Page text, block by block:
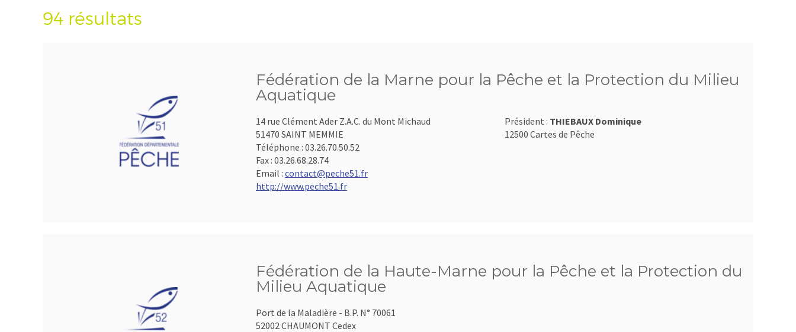
94 résultats
Fédération de la Marne pour la Pêche et la Protection du Milieu
Aquatique
14 rue Clément Ader Z.A.C. du Mont Michaud
51470 SAINT MEMMIE
Téléphone : 03.26.70.50.52
Fax : 03.26.68.28.74
Email : contact@peche51.fr
http://www.peche51.fr
Président : THIEBAUX Dominique
12500 Cartes de Pêche
Fédération de la Haute-Marne pour la Pêche et la Protection du
Milieu Aquatique
Port de la Maladière - B.P. N° 70061
52002 CHAUMONT Cedex